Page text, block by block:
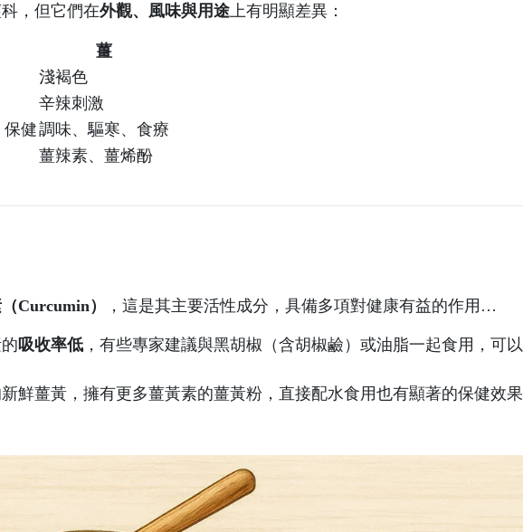
，但它們在外觀、風味與用途上有明顯差異：
薑
淺褐色
辛辣刺激
保健調味、驅寒、食療
薑辣素、薑烯酚
Curcumin） ，這是其主要活性成分，具備多項對健康有益的作用…
吸收率低 ，有些專家建議與黑胡椒（含胡椒鹼）或油脂一起食用，可以
鮮薑黃，擁有更多薑黃素的薑黃粉，直接配水食用也有顯著的保健效果